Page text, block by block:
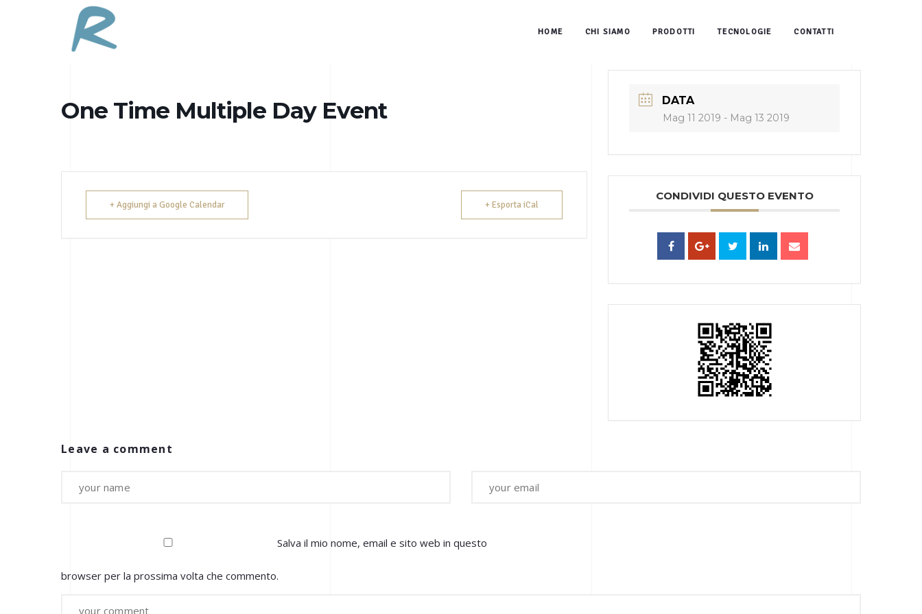
HOME CHI SIAMO PRODOTTI TECNOLOGIE CONTATTI
One Time Multiple Day Event
+ Aggiungi a Google Calendar + Esporta iCal
DATA
Mag 11 2019 - Mag 13 2019
CONDIVIDI QUESTO EVENTO
Leave a comment
Salva il mio nome, email e sito web in questo
browser per la prossima volta che commento.